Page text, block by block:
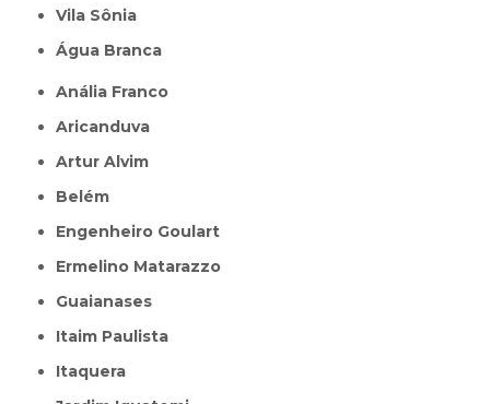
Vila Sônia
Água Branca
Anália Franco
Aricanduva
Artur Alvim
Belém
Engenheiro Goulart
Ermelino Matarazzo
Guaianases
Itaim Paulista
Itaquera